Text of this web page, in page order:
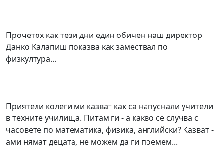
Прочетох как тези дни един обичен наш директор
Данко Калапиш показва как замествал по
физкултура...
Приятели колеги ми казват как са напуснали учители
в техните училища. Питам ги - а какво се случва с
часовете по математика, физика, английски? Казват -
ами нямат децата, не можем да ги поемем...